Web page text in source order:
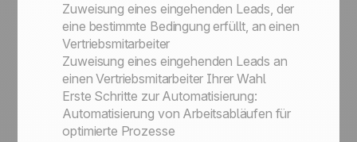
Zuweisung eines eingehenden Leads, der
eine bestimmte Bedingung erfüllt, an einen
Vertriebsmitarbeiter
Zuweisung eines eingehenden Leads an
einen Vertriebsmitarbeiter Ihrer Wahl
Erste Schritte zur Automatisierung:
Automatisierung von Arbeitsabläufen für
optimierte Prozesse